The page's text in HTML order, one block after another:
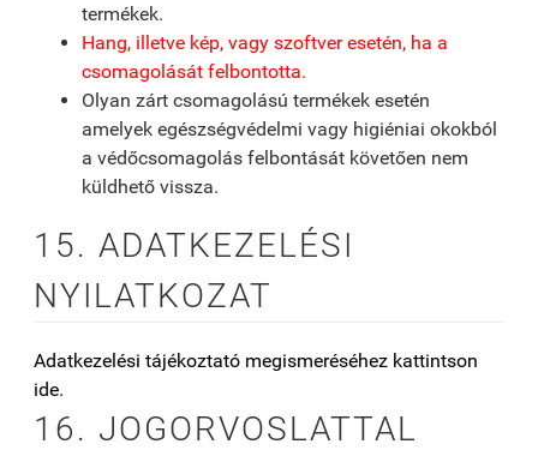
termékek.
Hang, illetve kép, vagy szoftver esetén, ha a
csomagolását felbontotta.
Olyan zárt csomagolású termékek esetén
amelyek egészségvédelmi vagy higiéniai okokból
a védőcsomagolás felbontását követően nem
küldhető vissza.
15. ADATKEZELÉSI
NYILATKOZAT
Adatkezelési tájékoztató megismeréséhez kattintson
ide.
16. JOGORVOSLATTAL